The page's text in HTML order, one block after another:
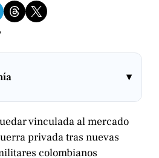
Share on Threads Compartir en X
▾
vinculada al mercado
privada tras nuevas
colombianos